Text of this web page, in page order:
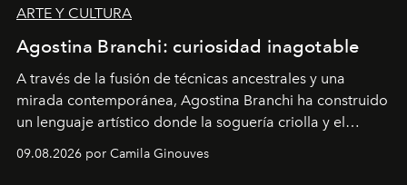
ARTE Y CULTURA
Agostina Branchi: curiosidad inagotable
A través de la fusión de técnicas ancestrales y una
mirada contemporánea, Agostina Branchi ha construido
un lenguaje artístico donde la soguería criolla y el
embarrilado dan vida a esculturas textiles tan rígidas
como fluidas. En septiembre la artista presentará una
09.08.2026 por Camila Ginouves